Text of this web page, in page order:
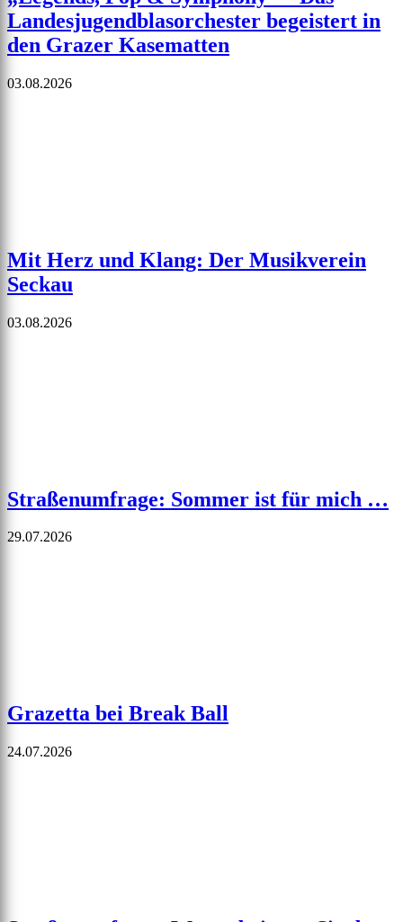
Landesjugendblasorchester begeistert in
den Grazer Kasematten
03.08.2026
Mit Herz und Klang: Der Musikverein
Seckau
03.08.2026
Straßenumfrage: Sommer ist für mich …
29.07.2026
Grazetta bei Break Ball
24.07.2026